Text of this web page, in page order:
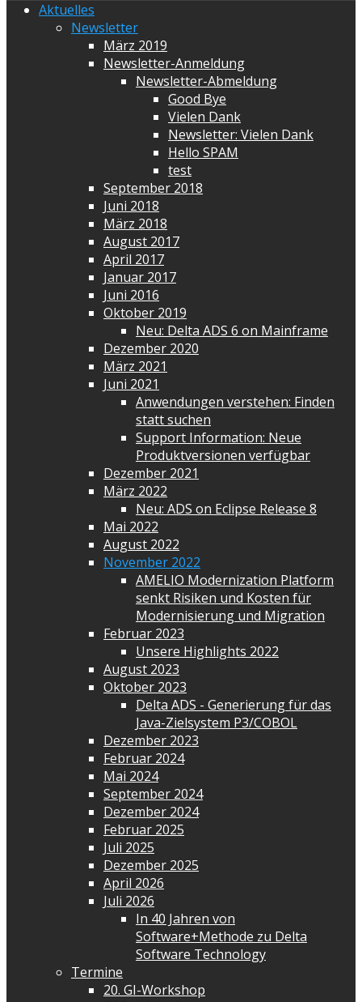
Aktuelles
Newsletter
März 2019
Newsletter-Anmeldung
Newsletter-Abmeldung
Good Bye
Vielen Dank
Newsletter: Vielen Dank
Hello SPAM
test
September 2018
Juni 2018
März 2018
August 2017
April 2017
Januar 2017
Juni 2016
Oktober 2019
Neu: Delta ADS 6 on Mainframe
Dezember 2020
März 2021
Juni 2021
Anwendungen verstehen: Finden
statt suchen
Support Information: Neue
Produktversionen verfügbar
Dezember 2021
März 2022
Neu: ADS on Eclipse Release 8
Mai 2022
August 2022
November 2022
AMELIO Modernization Platform
senkt Risiken und Kosten für
Modernisierung und Migration
Februar 2023
Unsere Highlights 2022
August 2023
Oktober 2023
Delta ADS - Generierung für das
Java-Zielsystem P3/COBOL
Dezember 2023
Februar 2024
Mai 2024
September 2024
Dezember 2024
Februar 2025
Juli 2025
Dezember 2025
April 2026
Juli 2026
In 40 Jahren von
Software+Methode zu Delta
Software Technology
Termine
20. GI-Workshop